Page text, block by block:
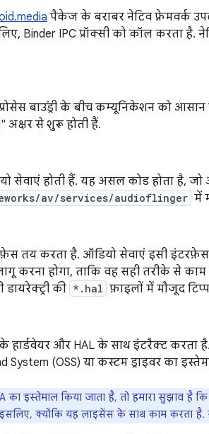
पैकेज के बराबर नेटिव फ़्रेमवर्क
Binder IPC प्रॉक्सी को कॉल करता है.
प्रोसेस बाउंड्री के बीच कम्यूनिकेशन को आसान
अक्षर से शुरू होती हैं.
सेवाएं होती हैं. यह असल कोड होता
av/services/audioflinger में
तय करता है. ऑडियो सेवाएं इसी
करना होगा, ताकि वह सही तरीके से
की *.hal फ़ाइलों में मौजूद
हार्डवेयर और HAL के साथ इंटरैक्ट करता
System (OSS) या कस्टम ड्राइवर का
का इस्तेमाल किया जाता है, तो हमारा सुझाव है
क्योंकि यह लाइसेंस के साथ काम करता है.